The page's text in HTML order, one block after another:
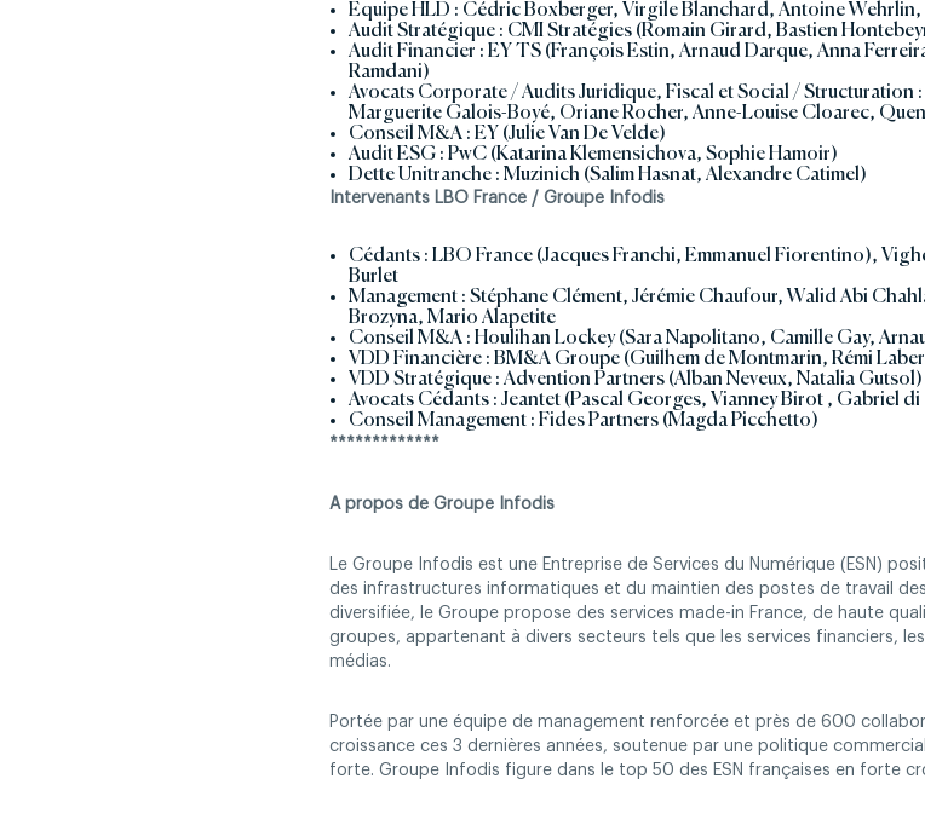
Equipe HLD : Cédric Boxberger, Virgile Blanchard, Antoine Wehrlin,
Audit Stratégique : CMI Stratégies (Romain Girard, Bastien
Audit Financier : EY TS (François Estin, Arnaud Darque, Anna
Ramdani)
Avocats Corporate / Audits Juridique, Fiscal et Social / Structuration
Marguerite Galois-Boyé, Oriane Rocher, Anne-Louise Cloarec,
Conseil M&A : EY (Julie Van De Velde)
Audit ESG : PwC (Katarina Klemensichova, Sophie Hamoir)
Dette Unitranche : Muzinich (Salim Hasnat, Alexandre Catimel)
Intervenants LBO France / Groupe Infodis
Cédants : LBO France (Jacques Franchi, Emmanuel Fiorentino),
Burlet
Management : Stéphane Clément, Jérémie Chaufour, Walid Abi
Brozyna, Mario Alapetite
Conseil M&A : Houlihan Lockey (Sara Napolitano, Camille Gay,
VDD Financière : BM&A Groupe (Guilhem de Montmarin, Rémi
VDD Stratégique : Advention Partners (Alban Neveux, Natalia Gutsol)
Avocats Cédants : Jeantet (Pascal Georges, Vianney Birot , Gabriel
Conseil Management : Fides Partners (Magda Picchetto)
*************
A propos de Groupe Infodis
Le Groupe Infodis est une Entreprise de Services du Numérique (ESN)
des infrastructures informatiques et du maintien des postes de travail
diversifiée, le Groupe propose des services made-in France, de haute
groupes, appartenant à divers secteurs tels que les services financiers,
médias.
Portée par une équipe de management renforcée et près de 600
croissance ces 3 dernières années, soutenue par une politique
forte. Groupe Infodis figure dans le top 50 des ESN françaises en forte